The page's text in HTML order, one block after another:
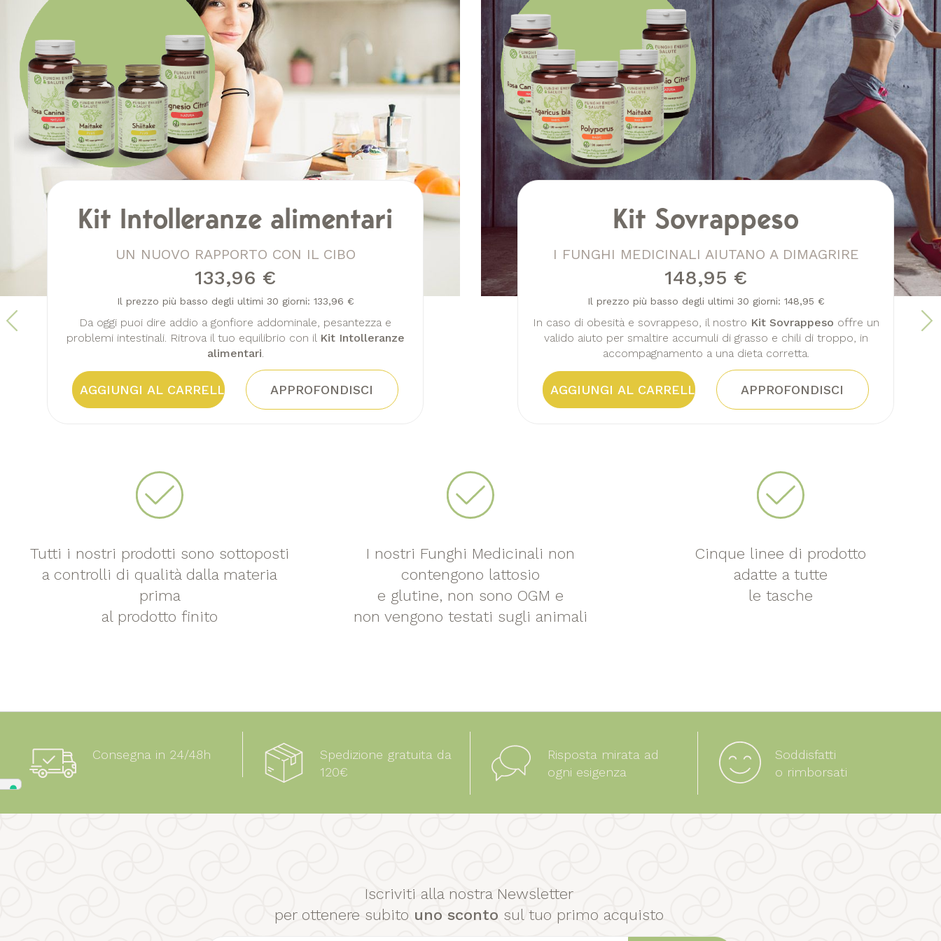
Kit Intolleranze alimentari
UN NUOVO RAPPORTO CON IL CIBO
133,96 €
Il prezzo più basso degli ultimi 30 giorni: 133,96 €
Da oggi puoi dire addio a gonfiore addominale, pesantezza e
problemi intestinali. Ritrova il tuo equilibrio con il Kit Intolleranze
alimentari.
AGGIUNGI AL CARRELLO APPROFONDISCI
Kit Sovrappeso
I FUNGHI MEDICINALI AIUTANO A DIMAGRIRE
148,95 €
Il prezzo più basso degli ultimi 30 giorni: 148,95 €
In caso di obesità e sovrappeso, il nostro Kit Sovrappeso offre un
valido aiuto per smaltire accumuli di grasso e chili di troppo, in
accompagnamento a una dieta corretta.
AGGIUNGI AL CARRELLO APPROFONDISCI
Tutti i nostri prodotti sono sottoposti
a controlli di qualità dalla materia
prima
al prodotto finito
I nostri Funghi Medicinali non
contengono lattosio
e glutine, non sono OGM e
non vengono testati sugli animali
Cinque linee di prodotto
adatte a tutte
le tasche
Consegna in 24/48h
Spedizione gratuita da
120€
Risposta mirata ad
ogni esigenza
Soddisfatti
o rimborsati
Iscriviti alla nostra Newsletter
per ottenere subito uno sconto sul tuo primo acquisto